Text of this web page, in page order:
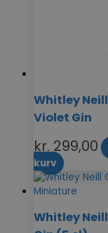
Whitley
Violet Gin
kr. 299,00
kurv
Whitley